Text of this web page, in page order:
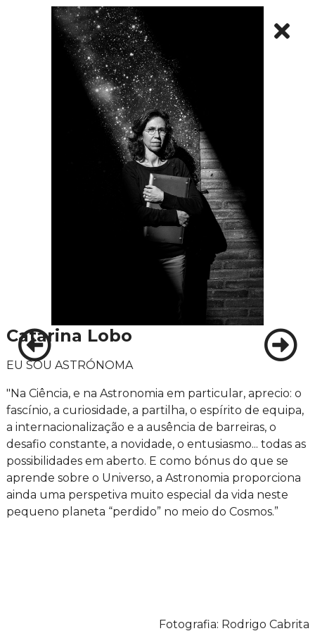
Catarina Lobo
EU SOU ASTRÓNOMA
"Na Ciência, e na Astronomia em particular, aprecio: o
fascínio, a curiosidade, a partilha, o espírito de equipa,
a internacionalização e a ausência de barreiras, o
desafio constante, a novidade, o entusiasmo... todas as
possibilidades em aberto. E como bónus do que se
aprende sobre o Universo, a Astronomia proporciona
ainda uma perspetiva muito especial da vida neste
pequeno planeta “perdido” no meio do Cosmos.”
Fotografia: Rodrigo Cabrita